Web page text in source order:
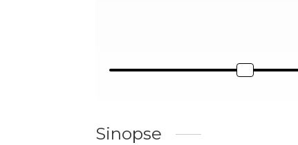
Sinopse